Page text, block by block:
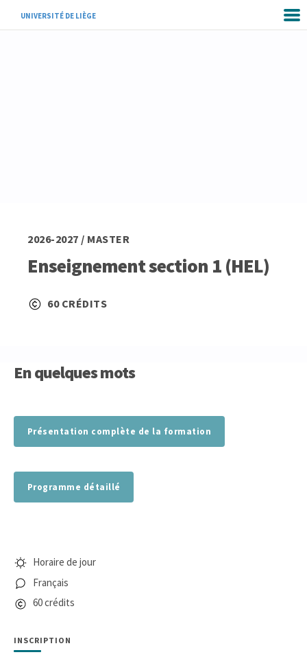
UNIVERSITÉ DE LIÈGE
2026-2027 / MASTER
Enseignement section 1 (HEL)
60 CRÉDITS
En quelques mots
Présentation complète de la formation
Programme détaillé
Horaire de jour
Français
60 crédits
INSCRIPTION